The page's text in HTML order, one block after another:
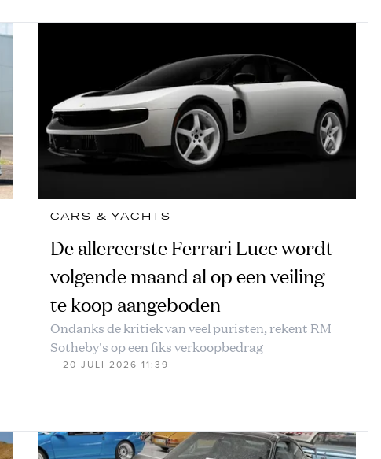
CARS & YACHTS
De allereerste Ferrari Luce wordt
volgende maand al op een veiling
te koop aangeboden
Ondanks de kritiek van veel puristen, rekent RM
Sotheby's op een fiks verkoopbedrag
20 JULI 2026 11:39